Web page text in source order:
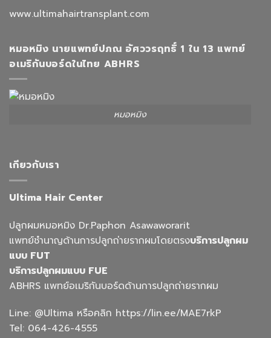
www.ultimahairtransplant.com
หมอหมิง นายแพทย์ปภณ อัศววรฤทธิ์ 1 ใน 13 แพทย์
อเมริกันบอร์ดในไทย ABHRS
หมอหมิง
เกียวกับเรา
Ultima Hair Center
ปลูกผมหมอหมิง Dr.Paphon Asawaworarit
แพทย์ชำนาญด้านการปลูกถ่ายรากผมโดยตรงบริการปลูกผม
แบบ FUT
บริการปลูกผมแบบ FUE
ABHRS แพทย์อเมริกันบอร์ดด้านการปลูกถ่ายรากผม
Line: @Ultima หรือคลิก https://lin.ee/MAE7rkP
Tel: 064-426-4555